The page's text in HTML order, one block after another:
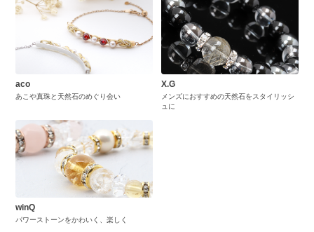
aco
あこや真珠と天然石のめぐり会い
X.G
メンズにおすすめの天然石をスタイリッシ
ュに
winQ
パワーストーンをかわいく、楽しく